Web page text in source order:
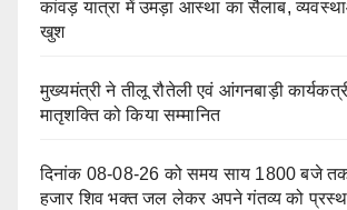
कांवड़ यात्रा में उमड़ा आस्था का सैलाब,
खुश
मुख्यमंत्री ने तीलू रौतेली एवं आंगनबाड़ी
मातृशक्ति को किया सम्मानित
दिनांक 08-08-26 को समय साय 1800 बजे
हजार शिव भक्त जल लेकर अपने गंतव्य को